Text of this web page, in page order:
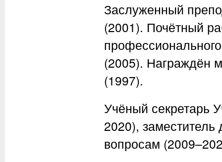
Заслуженный
(2001). Почётный
(2005). Награждён
(1997).
Учёный секретарь
2020),
вопросам